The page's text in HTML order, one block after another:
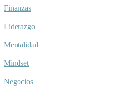
Finanzas
Liderazgo
Mentalidad
Mindset
Negocios